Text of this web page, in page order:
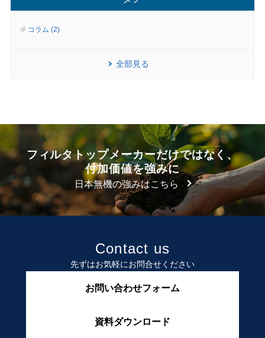
コラム (2)
全部見る
フィルタトップメーカーだけではなく、
付加価値を強みに
日本無機の強みはこちら
Contact us
先ずはお気軽にお問合せください
お問い合わせフォーム
資料ダウンロード